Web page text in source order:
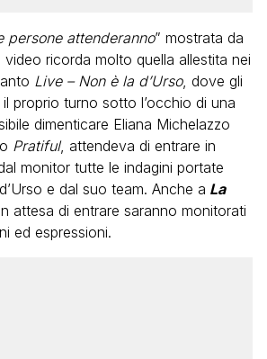
persone attenderanno” mostrata da
video ricorda molto quella allestita nei
Live – Non è la d’Urso, dove gli
proprio turno sotto l’occhio di una
dimenticare Eliana Michelazzo
Pratiful, attendeva di entrare in
monitor tutte le indagini portate
e dal suo team. Anche a La
attesa di entrare saranno monitorati
ed espressioni.